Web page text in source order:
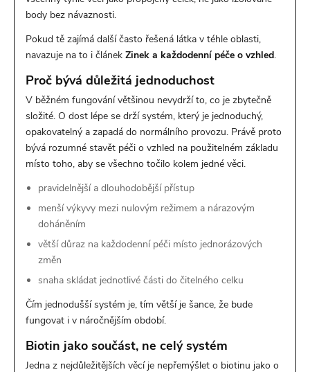
body bez návaznosti.
Pokud tě zajímá další často řešená látka v téhle oblasti,
navazuje na to i článek Zinek a každodenní péče o vzhled.
Proč bývá důležitá jednoduchost
V běžném fungování většinou nevydrží to, co je zbytečně
složité. O dost lépe se drží systém, který je jednoduchý,
opakovatelný a zapadá do normálního provozu. Právě proto
bývá rozumné stavět péči o vzhled na použitelném základu
místo toho, aby se všechno točilo kolem jedné věci.
pravidelnější a dlouhodobější přístup
menší výkyvy mezi nulovým režimem a nárazovým
doháněním
větší důraz na každodenní péči místo jednorázových
změn
snaha skládat jednotlivé části do čitelného celku
Čím jednodušší systém je, tím větší je šance, že bude
fungovat i v náročnějším období.
Biotin jako součást, ne celý systém
Jedna z nejdůležitějších věcí je nepřemýšlet o biotinu jako o